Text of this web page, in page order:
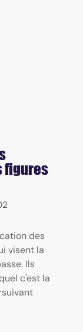
figures
des
visent la
Ils
c'est la